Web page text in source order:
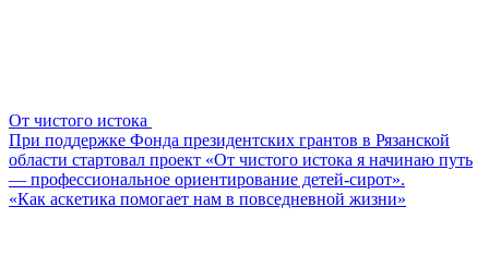
От чистого истока
При поддержке Фонда президентских грантов в Рязанской
области стартовал проект «От чистого истока я начинаю путь
— профессиональное ориентирование детей-сирот».
«Как аскетика помогает нам в повседневной жизни»